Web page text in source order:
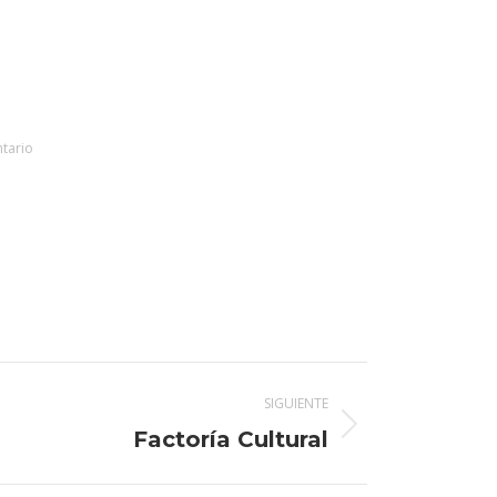
SIGUIENTE
Factoría Cultural